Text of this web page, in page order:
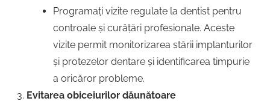
Programați vizite regulate la dentist pentru
controale și curățări profesionale. Aceste
vizite permit monitorizarea stării implanturilor
și protezelor dentare și identificarea timpurie
a oricăror probleme.
Evitarea obiceiurilor dăunătoare